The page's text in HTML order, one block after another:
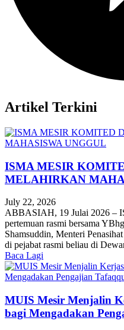
Artikel Terkini
ISMA MESIR
MELAHIRKAN
July 22, 2026
ABBASIAH, 19 Julai 2026 –
pertemuan rasmi bersama
Shamsuddin, Menteri
di pejabat rasmi beliau di
Baca Lagi
MUIS Mesir Menjalin
bagi Mengadakan